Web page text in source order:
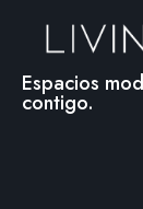
Espacios
contigo.